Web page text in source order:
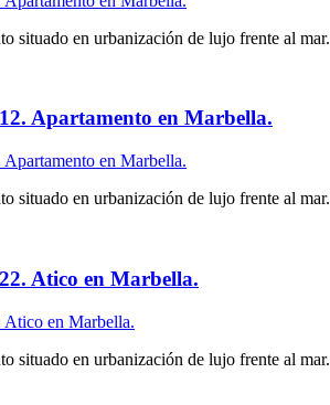
situado en urbanización de lujo frente al mar.
Apartamento en Marbella.
situado en urbanización de lujo frente al mar.
Atico en Marbella.
situado en urbanización de lujo frente al mar.